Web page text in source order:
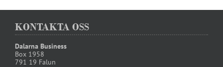
KONTAKTA OSS
Dalarna Business
Box 1958
791 19 Falun